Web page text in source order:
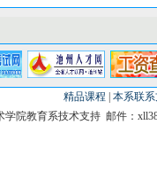
精品课程
本系联
学院教育系技术支持 邮件：